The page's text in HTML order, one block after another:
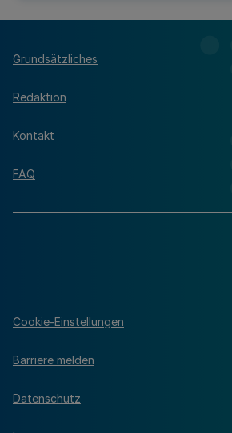
Grundsätzliches
Redaktion
Kontakt
FAQ
Cookie-Einstellungen
Barriere melden
Datenschutz